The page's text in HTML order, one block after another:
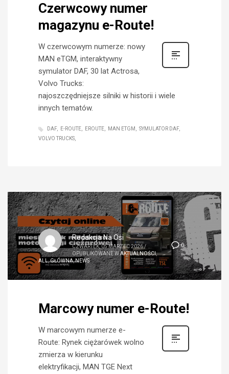
Czerwcowy numer
magazynu e-Route!
W czerwcowym numerze: nowy
MAN eTGM, interaktywny
symulator DAF, 30 lat Actrosa,
Volvo Trucks:
najoszczędniejsze silniki w historii i wiele
innych tematów.
DAF E-ROUTE EROUTE MAN ETGM
SYMULATOR DAF
VOLVO TRUCKS
0
Redakcja Na Osi
CZWARTEK, 05 MARZEC 2026/
OPUBLIKOWANE WAKTUALNOŚCI,
ALL,GŁÓWNA,NEWS
Marcowy numer e-Route!
W marcowym numerze e-
Route: Rynek ciężarówek wolno
zmierza w kierunku
elektryfikacji, MAN TGE Next